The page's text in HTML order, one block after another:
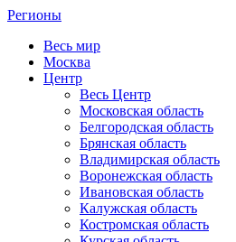
Регионы
Весь мир
Москва
Центр
Весь Центр
Московская область
Белгородская область
Брянская область
Владимирская область
Воронежская область
Ивановская область
Калужская область
Костромская область